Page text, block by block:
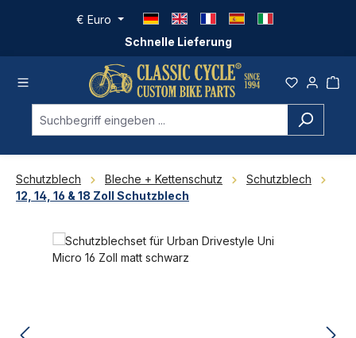
Zum Hauptinhalt springen
Schnelle Lieferung
€ Euro
Schutzblech Bleche + Kettenschutz
Schutzblech
12, 14, 16 & 18 Zoll Schutzblech
Bildergalerie überspringen